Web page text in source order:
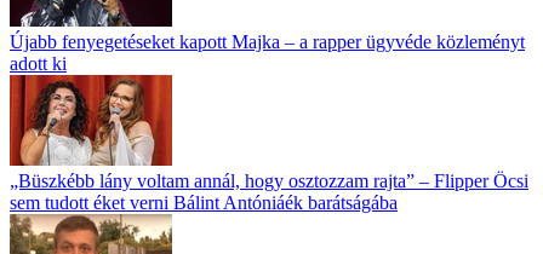
Újabb fenyegetéseket kapott Majka – a rapper ügyvéde közleményt
adott ki
„Büszkébb lány voltam annál, hogy osztozzam rajta” – Flipper Öcsi
sem tudott éket verni Bálint Antóniáék barátságába